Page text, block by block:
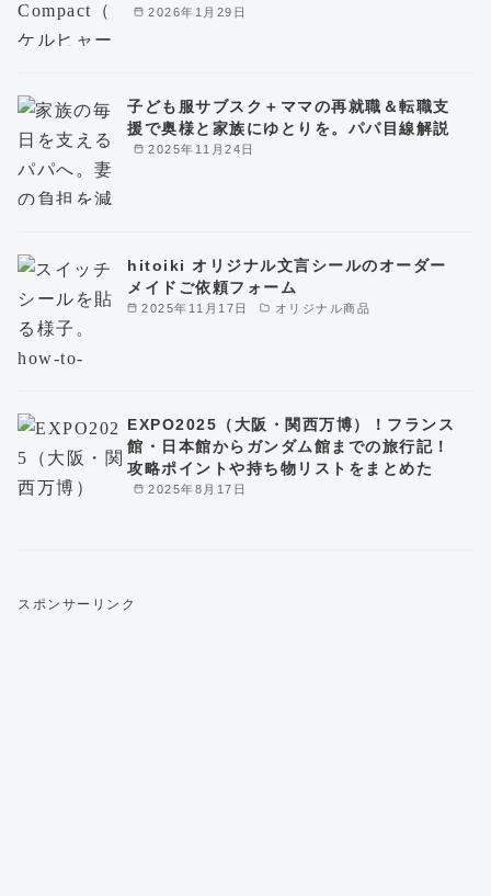
2026年1月29日
2025年11月24日
子ども服サブスク＋ママの再就職＆転職支
援で奥様と家族にゆとりを。パパ目線解説
2025年11月17日 オリジナル商品
hitoiki オリジナル文言シールのオーダー
メイドご依頼フォーム
2025年8月17日
EXPO2025（大阪・関西万博）！フランス
館・日本館からガンダム館までの旅行記！
攻略ポイントや持ち物リストをまとめた
スポンサーリンク